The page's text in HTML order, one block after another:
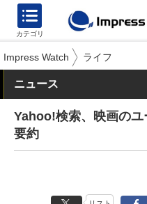
カテゴリ
Impress Watch ライフ
ニュース
Yahoo!検索、映画の
要約